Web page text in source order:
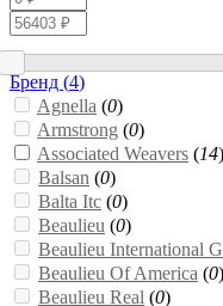
Бренд (4)
Agnella (0)
Armstrong (0)
Associated Weavers (14)
Balsan (0)
Balta Itc (0)
Beaulieu (0)
Beaulieu International
Beaulieu Of America (0)
Beaulieu Real (0)